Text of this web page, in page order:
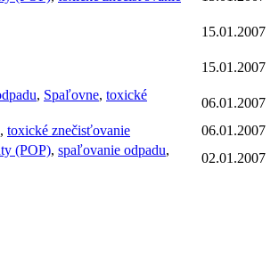
15.01.2007
15.01.2007
, Spaľovne, toxické
06.01.2007
, toxické znečisťovanie
06.01.2007
(POP), spaľovanie odpadu,
02.01.2007